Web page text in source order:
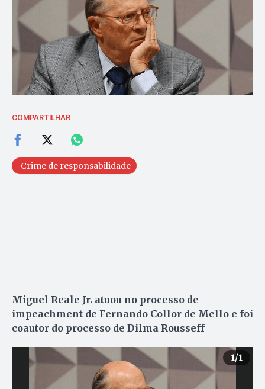
COMPARTILHAR
Crime de responsabilidade
Miguel Reale Jr. atuou no processo de
impeachment de Fernando Collor de Mello e foi
coautor do processo de Dilma Rousseff
1/1